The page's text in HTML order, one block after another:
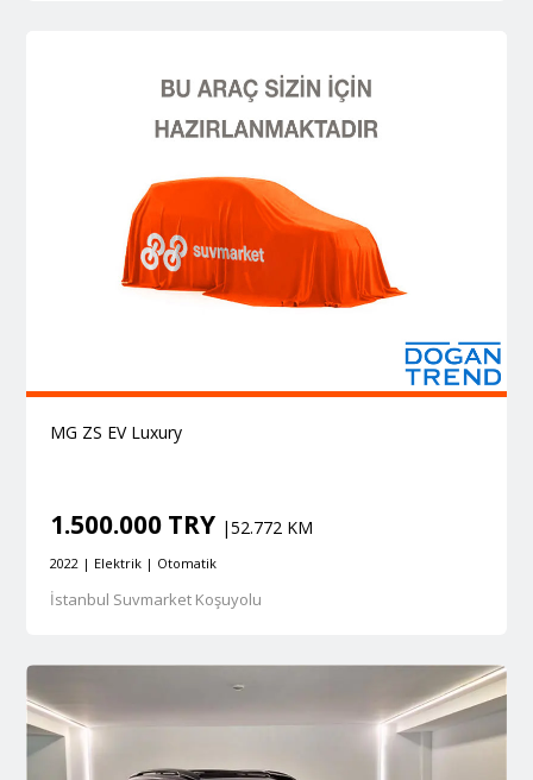
MG ZS EV Luxury
1.500.000 TRY |52.772 KM
2022 | Elektrik | Otomatik
İstanbul Suvmarket Koşuyolu